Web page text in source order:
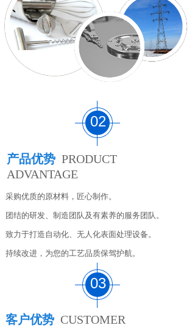
02
采购优质的原材料，匠心制作。
团结的研发、制造团队及有素养的服务团队。
致力于打造自动化、无人化表面处理设备。
持续改进，为您的工艺品质保驾护航。
03
产品优势 PRODUCT
ADVANTAGE
客户优势 CUSTOMER